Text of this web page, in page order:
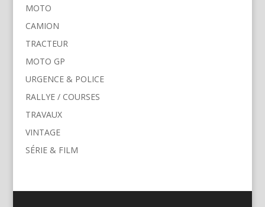
MOTO
CAMION
TRACTEUR
MOTO GP
URGENCE & POLICE
RALLYE / COURSES
TRAVAUX
VINTAGE
SÉRIE & FILM